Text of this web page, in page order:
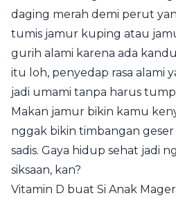
daging merah demi perut
tumis jamur kuping atau
gurih alami karena ada
itu loh, penyedap rasa alami
jadi umami tanpa harus
Makan jamur bikin kamu
nggak bikin timbangan
sadis. Gaya hidup sehat jadi
siksaan, kan?
Vitamin D buat Si Anak